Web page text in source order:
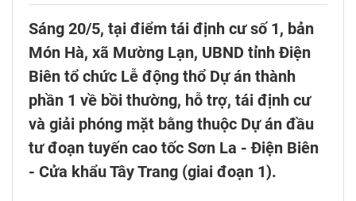
Sáng 20/5, tại điểm tái định cư số 1, bản
Món Hà, xã Mường Lạn, UBND tỉnh Điện
Biên tổ chức Lễ động thổ Dự án thành
phần 1 về bồi thường, hỗ trợ, tái định cư
và giải phóng mặt bằng thuộc Dự án đầu
tư đoạn tuyến cao tốc Sơn La - Điện Biên
- Cửa khẩu Tây Trang (giai đoạn 1).